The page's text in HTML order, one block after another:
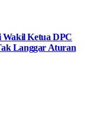
Ketua DPC
Langgar Aturan